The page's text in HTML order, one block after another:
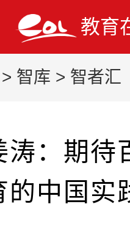
教育
> 智库 > 智者汇
涛：期待
的中国实